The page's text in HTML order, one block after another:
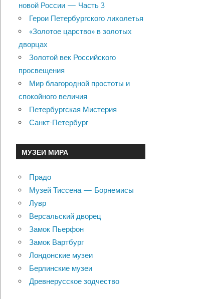
новой России — Часть 3
Герои Петербургского лихолетья
«Золотое царство» в золотых
дворцах
Золотой век Российского
просвещения
Мир благородной простоты и
спокойного величия
Петербургская Мистерия
Санкт-Петербург
МУЗЕИ МИРА
Прадо
Музей Тиссена — Борнемисы
Лувр
Версальский дворец
Замок Пьерфон
Замок Вартбург
Лондонские музеи
Берлинские музеи
Древнерусское зодчество